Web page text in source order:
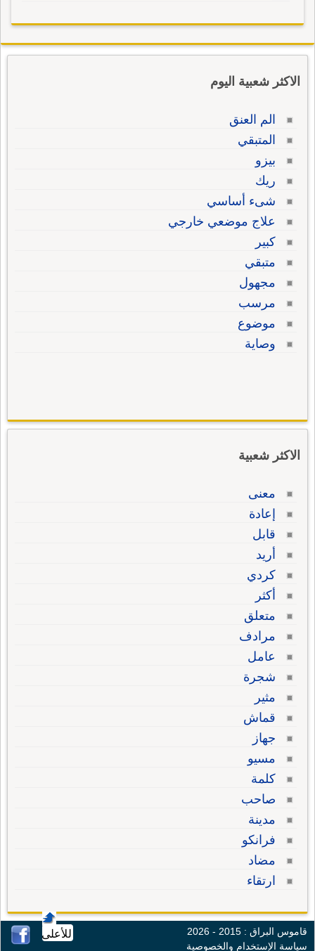
الاكثر شعبية اليوم
الم العنق
المتبقي
بيزو
ريك
شىء أساسي
علاج موضعي خارجي
كبير
متبقي
مجهول
مرسب
موضوع
وصاية
الاكثر شعبية
معنى
إعادة
قابل
أريد
كردي
أكثر
متعلق
مرادف
عامل
شجرة
مثير
قماش
جهاز
مسيو
كلمة
صاحب
مدينة
فرانكو
مضاد
ارتقاء
للأعلى
قاموس البراق : 2015 - 2026
سياسة الإستخدام والخصوصية